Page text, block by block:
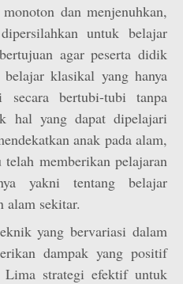
dan menjenuhkan,
untuk belajar
agar peserta didik
klasikal yang hanya
secara bertubi-tubi tanpa
hal yang dapat dipelajari
anak pada alam,
memberikan pelajaran
yakni tentang belajar
alam sekitar.
yang bervariasi dalam
dampak yang positif
Lima strategi efektif untuk